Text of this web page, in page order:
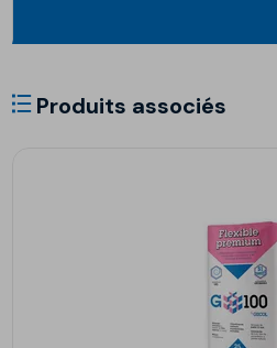
Produits associés